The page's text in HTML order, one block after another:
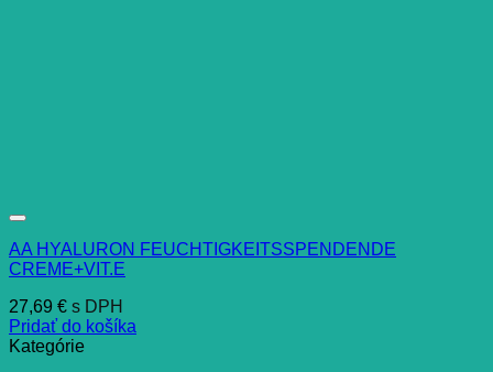
AA HYALURON FEUCHTIGKEITSSPENDENDE
CREME+VIT.E
27,69 € s DPH
Pridať do košíka
Kategórie